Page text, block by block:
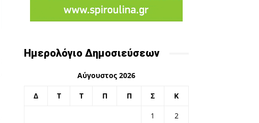
Ημερολόγιο Δημοσιεύσεων
Αύγουστος 2026
Δ Τ Τ Π Π Σ Κ
1
2